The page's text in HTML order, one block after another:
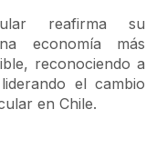
reafirma su
economía más
reconociendo a
el cambio
en Chile.